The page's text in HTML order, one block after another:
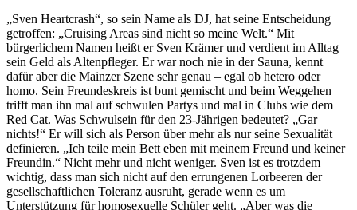
„Sven Heartcrash“, so sein Name als DJ, hat seine Entscheidung
getroffen: „Cruising Areas sind nicht so meine Welt.“ Mit
bürgerlichem Namen heißt er Sven Krämer und verdient im Alltag
sein Geld als Altenpfleger. Er war noch nie in der Sauna, kennt
dafür aber die Mainzer Szene sehr genau – egal ob hetero oder
homo. Sein Freundeskreis ist bunt gemischt und beim Weggehen
trifft man ihn mal auf schwulen Partys und mal in Clubs wie dem
Red Cat. Was Schwulsein für den 23-Jährigen bedeutet? „Gar
nichts!“ Er will sich als Person über mehr als nur seine Sexualität
definieren. „Ich teile mein Bett eben mit meinem Freund und keiner
Freundin.“ Nicht mehr und nicht weniger. Sven ist es trotzdem
wichtig, dass man sich nicht auf den errungenen Lorbeeren der
gesellschaftlichen Toleranz ausruht, gerade wenn es um
Unterstützung für homosexuelle Schüler geht. „Aber was die